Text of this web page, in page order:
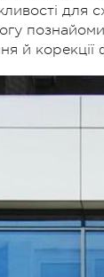
для
й корекції